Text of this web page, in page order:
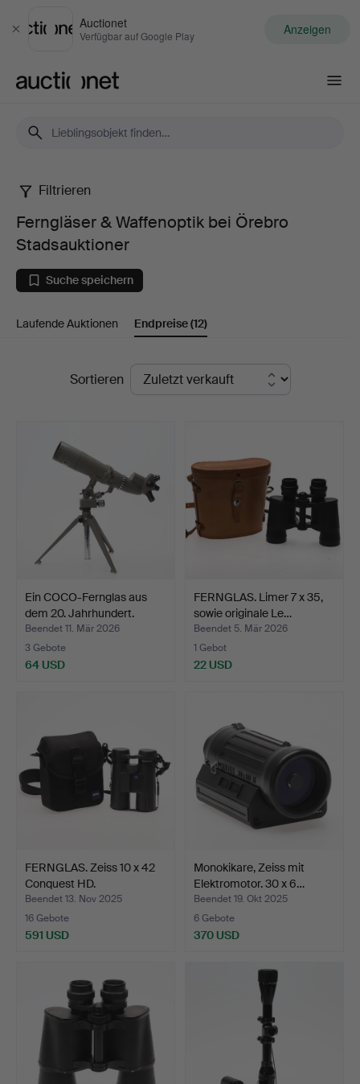
Schließen
Auctionet
Verfügbar auf Google Play Anzeigen
Ferngläser
Waffenoptik
bei
Stadsauktioner
Filtrieren
Ferngläser & Waffenoptik bei Örebro
Stadsauktioner
Suche speichern
Laufende Auktionen Endpreise(12)
EndpreiseSortieren
Ein COCO-Fernglas aus
dem 20. Jahrhundert.
Beendet 11. Mär 2026
3 Gebote
64 USD
FERNGLAS. Limer 7 x 35,
sowie originale Le…
Beendet 5. Mär 2026
1 Gebot
22 USD
FERNGLAS. Zeiss 10 x 42
Conquest HD.
Beendet 13. Nov 2025
16 Gebote
591 USD
Monokikare, Zeiss mit
Elektromotor. 30 x 6…
Beendet 19. Okt 2025
6 Gebote
370 USD